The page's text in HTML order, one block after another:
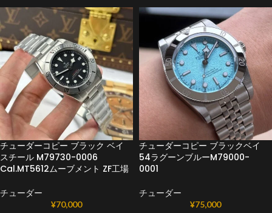
チューダーコピー ブラック ベイ
スチール M79730-0006
Cal.MT5612ムーブメント ZF工場
チューダー
¥70,000
チューダーコピー ブラックベイ
54ラグーンブルーM79000-
0001
チューダー
¥75,000